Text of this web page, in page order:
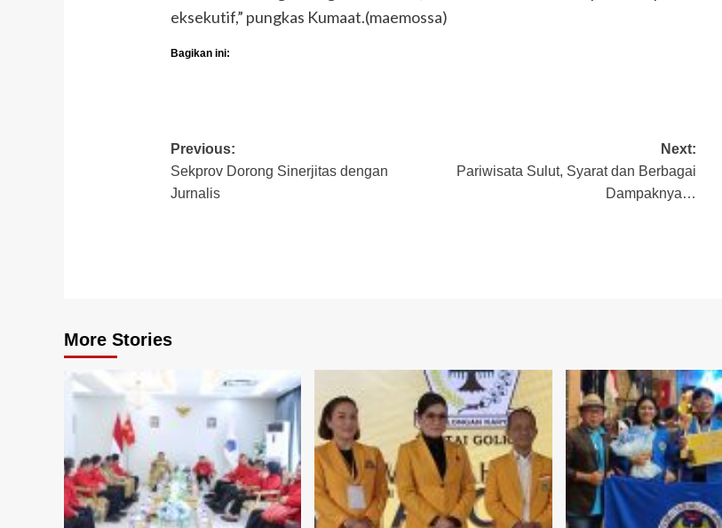
eksekutif,” pungkas Kumaat.(maemossa)
Bagikan ini:
Post
navigation
Previous:
Sekprov Dorong Sinerjitas dengan
Jurnalis
Next:
Pariwisata Sulut, Syarat dan Berbagai
Dampaknya…
More Stories